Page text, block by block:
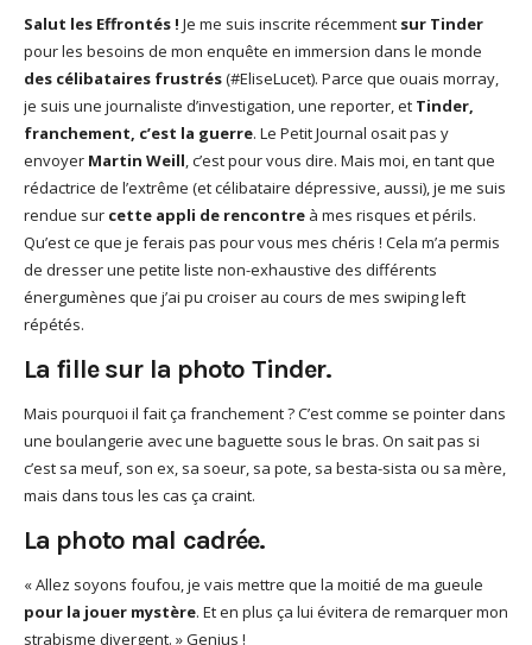
God It’s Friday | Irish Call
Mar 16, 2017 |Joyeux
anniversaire Lara Croft !
Mar 10, 2017 |TGIF – Thank
God It’s Friday | Journée de
la Femme
Mar 06, 2017 |No Money
Kids s’offre un clip très
esthétique pour leur
nouveau single
Mar 02, 2017 |Sacré nom
d’une pipe !
Salut les Effrontés ! Je me suis inscrite récemment sur Tinder
pour les besoins de mon enquête en immersion dans le monde
des célibataires frustrés(#EliseLucet). Parce que ouais morray,
je suis une journaliste d’investigation, une reporter, et Tinder,
franchement, c’est la guerre. Le Petit Journal osait pas y
envoyer Martin Weill, c’est pour vous dire. Mais moi, en tant que
rédactrice de l’extrême (et célibataire dépressive, aussi), je me suis
rendue sur cette appli de rencontre à mes risques et périls.
Qu’est ce que je ferais pas pour vous mes chéris ! Cela m’a permis
de dresser une petite liste non-exhaustive des différents
énergumènes que j’ai pu croiser au cours de mes swiping left
répétés.
La fille sur la photo Tinder.
Mais pourquoi il fait ça franchement ? C’est comme se pointer dans
une boulangerie avec une baguette sous le bras. On sait pas si
c’est sa meuf, son ex, sa soeur, sa pote, sa besta-sista ou sa mère,
mais dans tous les cas ça craint.
La photo mal cadrée.
« Allez soyons foufou, je vais mettre que la moitié de ma gueule
pour la jouer mystère. Et en plus ça lui évitera de remarquer mon
strabisme divergent. » Genius !